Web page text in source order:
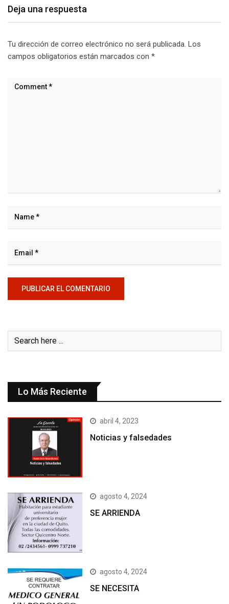
Deja una respuesta
Tu dirección de correo electrónico no será publicada. Los
campos obligatorios están marcados con *
Lo Más Reciente
abril 4, 2023
Noticias y falsedades
agosto 4, 2024
SE ARRIENDA
agosto 4, 2024
SE NECESITA